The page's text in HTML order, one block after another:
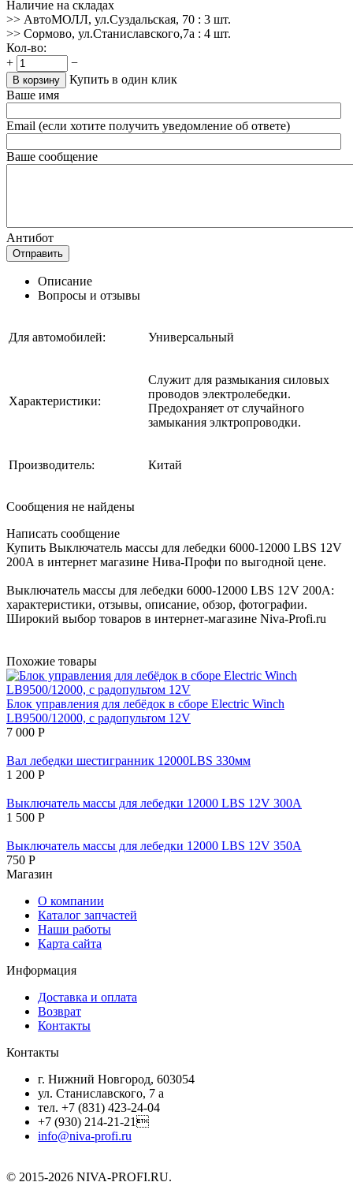
Наличие на складах
>> АвтоМОЛЛ, ул.Суздальская, 70 : 3 шт.
>> Сормово, ул.Станиславского,7а : 4 шт.
Кол-во:
+
−
В корзину
Купить в один клик
Ваше имя
Email (если хотите получить уведомление об ответе)
Ваше сообщение
Антибот
Отправить
Описание
Вопросы и отзывы
Для автомобилей: Универсальный
Характеристики:
Служит для размыкания силовых
проводов электролебедки.
Предохраняет от случайного
замыкания элктропроводки.
Производитель: Китай
Сообщения не найдены
Написать сообщение
Купить Выключатель массы для лебедки 6000-12000 LBS 12V
200А в интернет магазине Нива-Профи по выгодной цене.
Выключатель массы для лебедки 6000-12000 LBS 12V 200А:
характеристики, отзывы, описание, обзор, фотографии.
Широкий выбор товаров в интернет-магазине Niva-Profi.ru
Похожие товары
Блок управления для лебёдок в сборе Electric Winch
LB9500/12000, с радопультом 12V
7 000 Р
Вал лебедки шестигранник 12000LBS 330мм
1 200 Р
Выключатель массы для лебедки 12000 LBS 12V 300А
1 500 Р
Выключатель массы для лебедки 12000 LBS 12V 350А
750 Р
Магазин
О компании
Каталог запчастей
Наши работы
Карта сайта
Информация
Доставка и оплата
Возврат
Контакты
Контакты
г. Нижний Новгород, 603054
ул. Станиславского, 7 а
тел. +7 (831) 423-24-04
+7 (930) 214-21-21
info@niva-profi.ru
© 2015-2026 NIVA-PROFI.RU.